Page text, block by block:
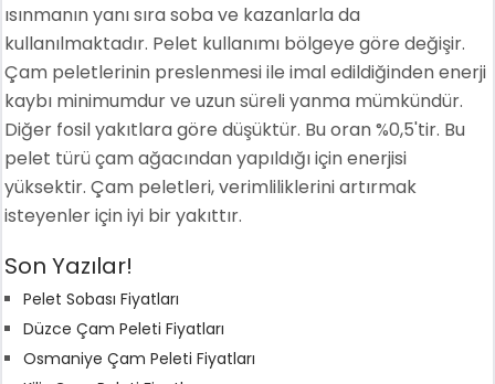
ısınmanın yanı sıra soba ve kazanlarla da
kullanılmaktadır. Pelet kullanımı bölgeye göre değişir.
Çam peletlerinin preslenmesi ile imal edildiğinden enerji
kaybı minimumdur ve uzun süreli yanma mümkündür.
Diğer fosil yakıtlara göre düşüktür. Bu oran %0,5'tir. Bu
pelet türü çam ağacından yapıldığı için enerjisi
yüksektir. Çam peletleri, verimliliklerini artırmak
isteyenler için iyi bir yakıttır.
Son Yazılar!
Pelet Sobası Fiyatları
Düzce Çam Peleti Fiyatları
Osmaniye Çam Peleti Fiyatları